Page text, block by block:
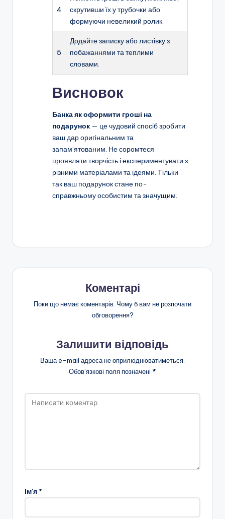
4
скрутивши їх у трубочки або
формуючи невеликий ролик.
5
Додайте записку або листівку з
побажаннями та теплими
словами.
Висновок
Банка як оформити гроші на
подарунок — це чудовий спосіб зробити
ваш дар оригінальним та
запам’ятованим. Не соромтеся
проявляти творчість і експериментувати з
різними матеріалами та ідеями. Тільки
так ваш подарунок стане по-
справжньому особистим та значущим.
Коментарі
Поки що немає коментарів. Чому б вам не розпочати
обговорення?
Залишити відповідь
Ваша e-mail адреса не оприлюднюватиметься.
Обов’язкові поля позначені *
Ім'я*